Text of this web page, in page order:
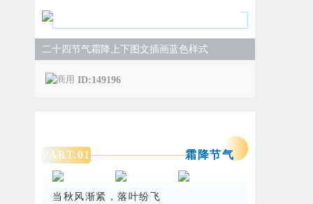
二十四节气霜降上下图文插画蓝色样式
ID:149196
PART.01 霜降节气
当秋风渐紧，落叶纷飞